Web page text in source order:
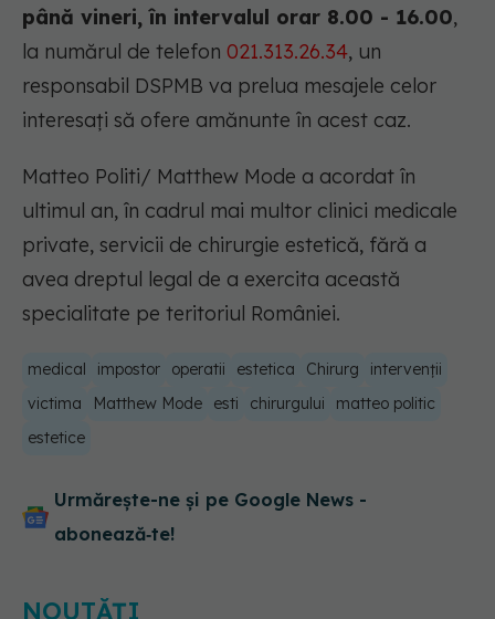
până vineri, în intervalul orar 8.00 - 16.00,
la numărul de telefon 021.313.26.34, un
responsabil DSPMB va prelua mesajele celor
interesați să ofere amănunte în acest caz.
Matteo Politi/ Matthew Mode a acordat în
ultimul an, în cadrul mai multor clinici medicale
private, servicii de chirurgie estetică, fără a
avea dreptul legal de a exercita această
specialitate pe teritoriul României.
medical impostor operatii estetica Chirurg
intervenții
victima
Matthew Mode esti chirurgului
matteo politic
estetice
Urmărește-ne și pe Google News -
abonează‑te!
NOUTĂȚI